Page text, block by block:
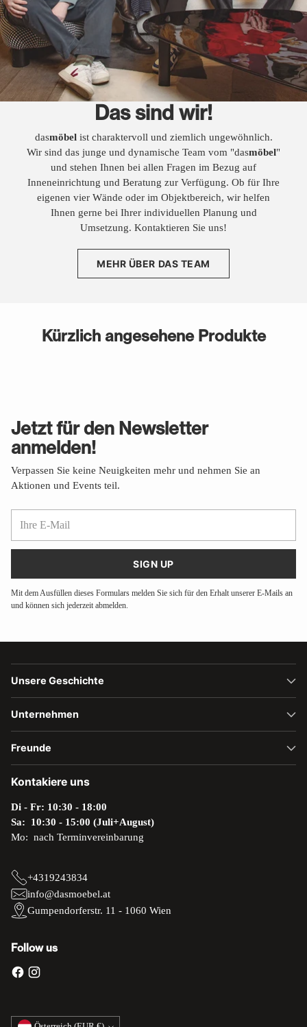
Das sind wir!
dasmöbelist charaktervoll und ziemlich ungewöhnlich.
Wir sind das junge und dynamische Team vom "dasmöbel"
und stehen Ihnen bei allen Fragen im Bezug auf
Inneneinrichtung und Beratung zur Verfügung. Ob für Ihre
eigenen vier Wände oder im Objektbereich, wir helfen
Ihnen gerne bei Ihrer individuellen Planung und
Umsetzung. Kontaktieren Sie uns!
MEHR ÜBER DAS TEAM
Kürzlich angesehene Produkte
Jetzt für den Newsletter
anmelden!
Verpassen Sie keine Neuigkeiten mehr und nehmen Sie an
Aktionen und Events teil.
SIGN UP
Mit dem Ausfüllen dieses Formulars melden Sie sich für den Erhalt unserer E-Mails an
und können sich jederzeit abmelden.
Unsere Geschichte
Unternehmen
Freunde
Kontakiere uns
Di - Fr: 10:30 - 18:00
Sa: 10:30 - 15:00 (Juli+August)
Mo: nach Terminvereinbarung
+4319243834
info@dasmoebel.at
Gumpendorferstr. 11 - 1060 Wien
Follow us
Währung